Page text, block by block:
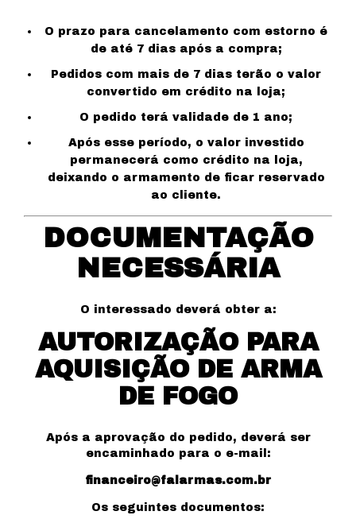
O prazo para cancelamento com estorno é
de até 7 dias após a compra;
Pedidos com mais de 7 dias terão o valor
convertido em crédito na loja;
O pedido terá validade de 1 ano;
Após esse período, o valor investido
permanecerá como crédito na loja,
deixando o armamento de ficar reservado
ao cliente.
DOCUMENTAÇÃO
NECESSÁRIA
O interessado deverá obter a:
AUTORIZAÇÃO PARA
AQUISIÇÃO DE ARMA
DE FOGO
Após a aprovação do pedido, deverá ser
encaminhado para o e-mail:
financeiro@falarmas.com.br
Os seguintes documentos: